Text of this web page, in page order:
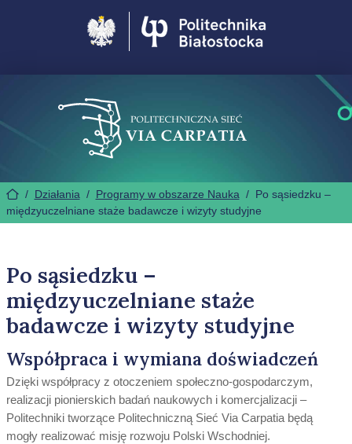
/ Działania/ Programy w obszarze Nauka/ Po sąsiedzku –
międzyuczelniane staże badawcze i wizyty studyjne
Po sąsiedzku –
międzyuczelniane staże
badawcze i wizyty studyjne
Współpraca i wymiana doświadczeń
Dzięki współpracy z otoczeniem społeczno-gospodarczym,
realizacji pionierskich badań naukowych i komercjalizacji –
Politechniki tworzące Politechniczną Sieć Via Carpatia będą
mogły realizować misję rozwoju Polski Wschodniej.